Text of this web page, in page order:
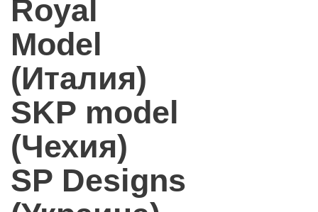
Royal
Model
(Италия)
SKP model
(Чехия)
SP Designs